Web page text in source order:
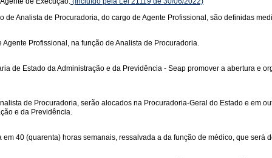
Analista de Procuradoria, do cargo de Agente Profissional, são definidas
Profissional, na função de Analista de Procuradoria.
de Estado da Administração e da Previdência - Seap promover a abertura e
de Procuradoria, serão alocados na Procuradoria-Geral do Estado e em
e da Previdência.
40 (quarenta) horas semanais, ressalvada a da função de médico, que